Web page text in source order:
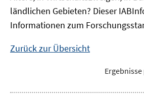
ländlichen Gebieten? DieserIAB
Informationen zum
Zurück zur Übersicht